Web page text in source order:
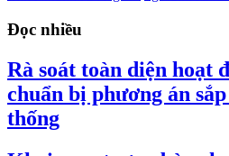
Đọc nhiều
Rà soát toàn diện hoạt
chuẩn bị phương án
thống